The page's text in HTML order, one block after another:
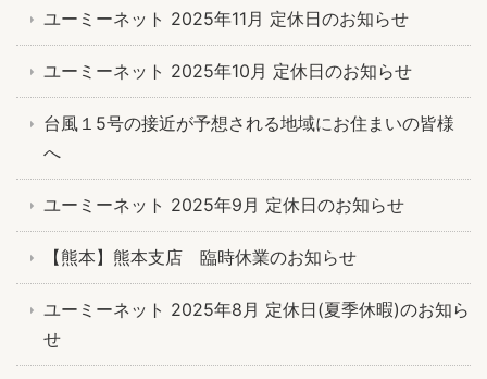
ユーミーネット 2025年11月 定休日のお知らせ
ユーミーネット 2025年10月 定休日のお知らせ
台風１5号の接近が予想される地域にお住まいの皆様
へ
ユーミーネット 2025年9月 定休日のお知らせ
【熊本】熊本支店 臨時休業のお知らせ
ユーミーネット 2025年8月 定休日(夏季休暇)のお知ら
せ